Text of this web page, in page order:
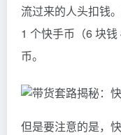
流过来的人头扣钱
1 个快手币（6 块
币。
但是要注意的是，